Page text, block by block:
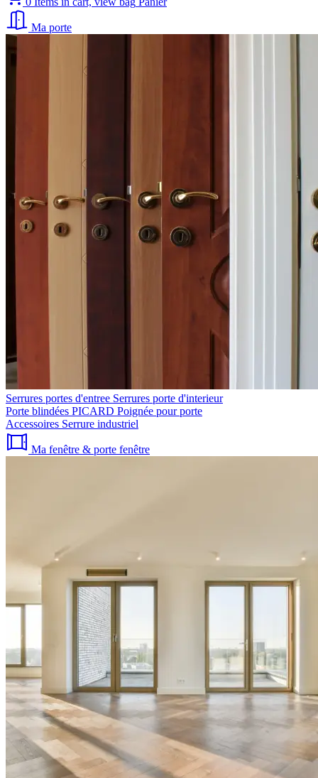
Ma porte
Serrures portes d'entree Serrures porte d'interieur
Porte blindées PICARD Poignée pour porte
Accessoires Serrure industriel
Ma fenêtre & porte fenêtre